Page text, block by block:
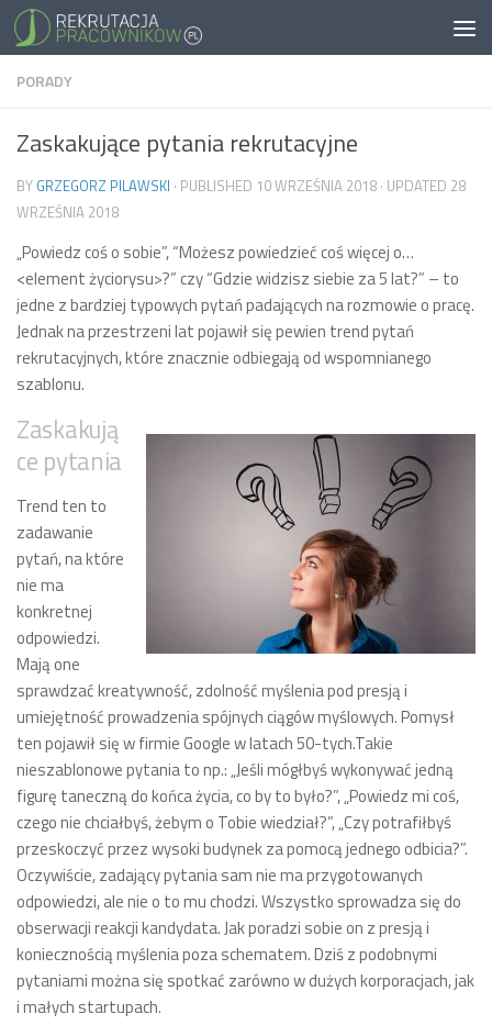
PORADY
Zaskakujące pytania rekrutacyjne
BY GRZEGORZ PILAWSKI · PUBLISHED 10 WRZEŚNIA 2018 · UPDATED 28
WRZEŚNIA 2018
„Powiedz coś o sobie”, “Możesz powiedzieć coś więcej o…
<element życiorysu>?” czy “Gdzie widzisz siebie za 5 lat?” – to
jedne z bardziej typowych pytań padających na rozmowie o pracę.
Jednak na przestrzeni lat pojawił się pewien trend pytań
rekrutacyjnych, które znacznie odbiegają od wspomnianego
szablonu.
Zaskakują
ce pytania
Trend ten to
zadawanie
pytań, na które
nie ma
konkretnej
odpowiedzi.
Mają one
sprawdzać kreatywność, zdolność myślenia pod presją i
umiejętność prowadzenia spójnych ciągów myślowych. Pomysł
ten pojawił się w firmie Google w latach 50-tych.Takie
nieszablonowe pytania to np.: „Jeśli mógłbyś wykonywać jedną
figurę taneczną do końca życia, co by to było?”, „Powiedz mi coś,
czego nie chciałbyś, żebym o Tobie wiedział?”, „Czy potrafiłbyś
przeskoczyć przez wysoki budynek za pomocą jednego odbicia?”.
Oczywiście, zadający pytania sam nie ma przygotowanych
odpowiedzi, ale nie o to mu chodzi. Wszystko sprowadza się do
obserwacji reakcji kandydata. Jak poradzi sobie on z presją i
koniecznością myślenia poza schematem. Dziś z podobnymi
pytaniami można się spotkać zarówno w dużych korporacjach, jak
i małych startupach.